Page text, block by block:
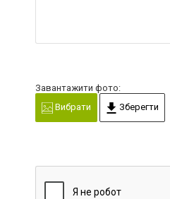
Завантажити фото:
Вибрати
Зберегти